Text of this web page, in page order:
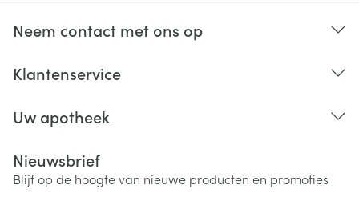
Neem contact met ons op
Klantenservice
Uw apotheek
Nieuwsbrief
Blijf op de hoogte van nieuwe producten en promoties